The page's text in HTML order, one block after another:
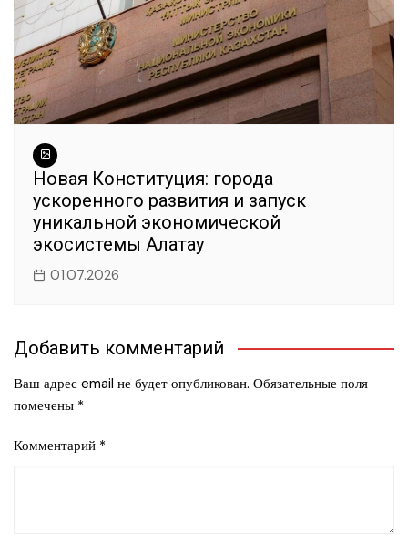
Новая Конституция: города
ускоренного развития и запуск
уникальной экономической
экосистемы Алатау
01.07.2026
Добавить комментарий
Ваш адрес email не будет опубликован. Обязательные поля
помечены *
Комментарий *